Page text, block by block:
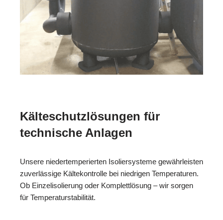
Kälteschutzlösungen für
technische Anlagen
Unsere niedertemperierten Isoliersysteme gewährleisten
zuverlässige Kältekontrolle bei niedrigen Temperaturen.
Ob Einzelisolierung oder Komplettlösung – wir sorgen
für Temperaturstabilität.